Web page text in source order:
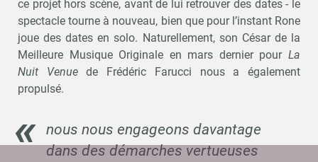
ce projet hors scène, avant de lui retrouver des dates - le
spectacle tourne à nouveau, bien que pour l’instant Rone
joue des dates en solo. Naturellement, son César de la
Meilleure Musique Originale en mars dernier pour La
Nuit Venuede Frédéric Farucci nous a également
propulsé.
nous nous engageons davantage
dans des démarches vertueuses